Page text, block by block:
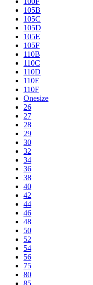
105B
105C
105D
105E
105F
110B
110C
110D
110E
110F
Onesize
26
27
28
29
30
32
34
36
38
40
42
44
46
48
50
52
54
56
75
80
85